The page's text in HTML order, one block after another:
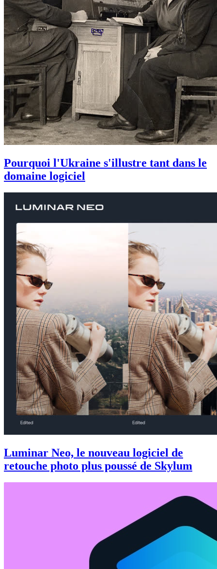
Pourquoi l'Ukraine s'illustre tant dans le
domaine logiciel
Luminar Neo, le nouveau logiciel de
retouche photo plus poussé de Skylum